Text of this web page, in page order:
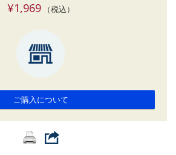
¥1,969（税込）
ご購入について